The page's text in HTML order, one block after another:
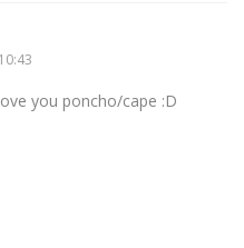
you poncho/cape :D